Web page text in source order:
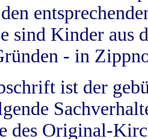
sind Kinder aus
- in
ist der
des Original-